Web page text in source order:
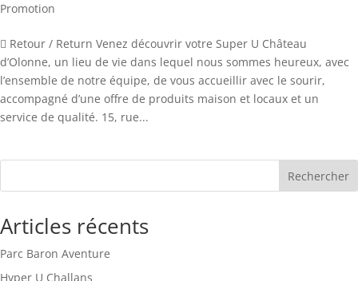
Promotion
 Retour / Return Venez découvrir votre Super U Château
d’Olonne, un lieu de vie dans lequel nous sommes heureux, avec
l’ensemble de notre équipe, de vous accueillir avec le sourir,
accompagné d’une offre de produits maison et locaux et un
service de qualité. 15, rue...
Rechercher
Articles récents
Parc Baron Aventure
Hyper U Challans